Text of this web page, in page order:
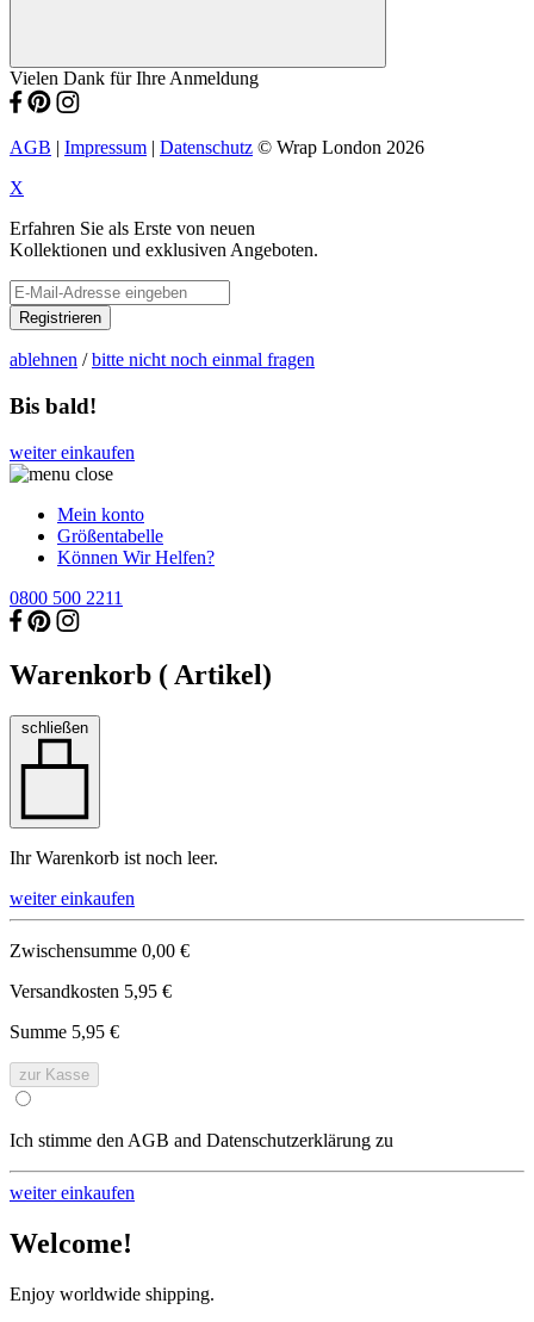
Vielen Dank für Ihre Anmeldung
AGB | Impressum | Datenschutz © Wrap London 2026
X
Erfahren Sie als Erste von neuen
Kollektionen und exklusiven Angeboten.
Registrieren
ablehnen /bitte nicht noch einmal fragen
Bis bald!
weiter einkaufen
Mein konto
Größentabelle
Können Wir Helfen?
0800 500 2211
Warenkorb (Artikel)
schließen
Ihr Warenkorb ist noch leer.
weiter einkaufen
Zwischensumme 0,00 €
Versandkosten 5,95 €
Summe 5,95 €
zur Kasse
Ich stimme den AGB and Datenschutzerklärung zu
weiter einkaufen
Welcome!
Enjoy worldwide shipping.